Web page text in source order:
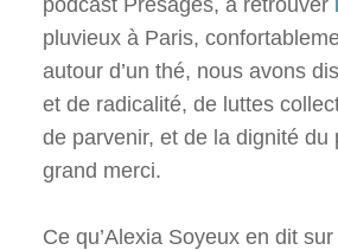
pluvieux à Paris,
autour d’un thé, nous avons
et de radicalité, de luttes
de parvenir, et de la dignité du
grand merci.
Ce qu’Alexia Soyeux en dit